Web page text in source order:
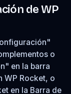
de WP
o
en la barra
WP Rocket, o
en la Barra de